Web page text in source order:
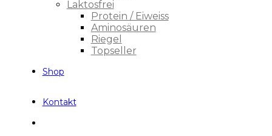
Laktosfrei
Protein / Eiweiss
Aminosäuren
Riegel
Topseller
Shop
Kontakt